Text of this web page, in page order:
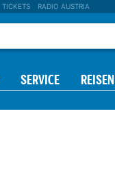
TICKETS RADIO AUSTRIA
SERVICE REISEN